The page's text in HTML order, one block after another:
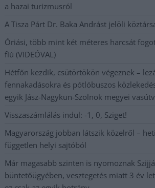
a hazai turizmusról
A Tisza Párt Dr. Baka Andrást jelöli
Óriási, több mint két méteres harcsát
fiú (VIDEÓVAL)
Hétfőn kezdik, csütörtökön végeznek –
fennakadásokra és pótlóbuszos
egyik Jász-Nagykun-Szolnok megyei
Visszaszámlálás indul: -1, 0, Sziget!
Magyarország jobban látszik közelről –
független helyi sajtóból
Már magasabb szinten is nyomoznak
büntetőügyében, vesztegetés miatt 3 év